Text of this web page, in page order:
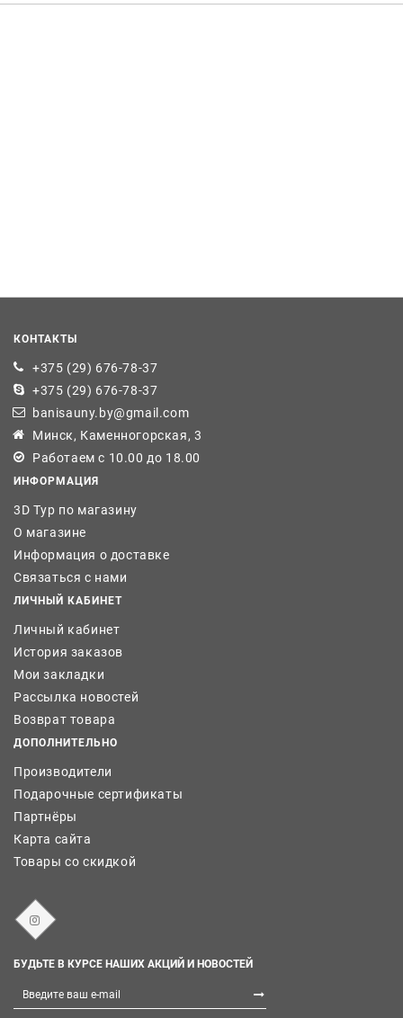
КОНТАКТЫ
+375 (29) 676-78-37
+375 (29) 676-78-37
banisauny.by@gmail.com
Минск, Каменногорская, 3
Работаем с 10.00 до 18.00
ИНФОРМАЦИЯ
3D Тур по магазину
О магазине
Информация о доставке
Связаться с нами
ЛИЧНЫЙ КАБИНЕТ
Личный кабинет
История заказов
Мои закладки
Рассылка новостей
Возврат товара
ДОПОЛНИТЕЛЬНО
Производители
Подарочные сертификаты
Партнёры
Карта сайта
Товары со скидкой
БУДЬТЕ В КУРСЕ НАШИХ АКЦИЙ И НОВОСТЕЙ